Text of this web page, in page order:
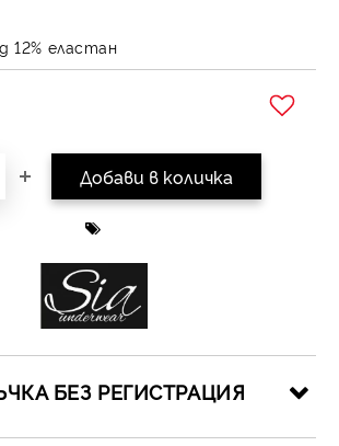
12% еластан
БЕЗ РЕГИСТРАЦИЯ